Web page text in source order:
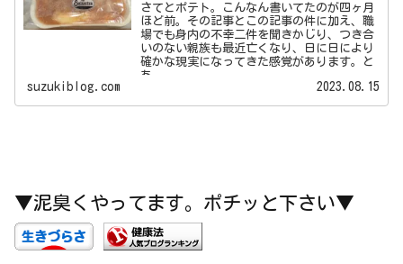
さてとポテト。こんなん書いてたのが四ヶ月
ほど前。その記事とこの記事の件に加え、職
場でも身内の不幸二件を聞きかじり、つき合
いのない親族も最近亡くなり、日に日により
確かな現実になってきた感覚があります。と
あ...
suzukiblog.com 2023.08.15
▼泥臭くやってます。ポチッと下さい▼